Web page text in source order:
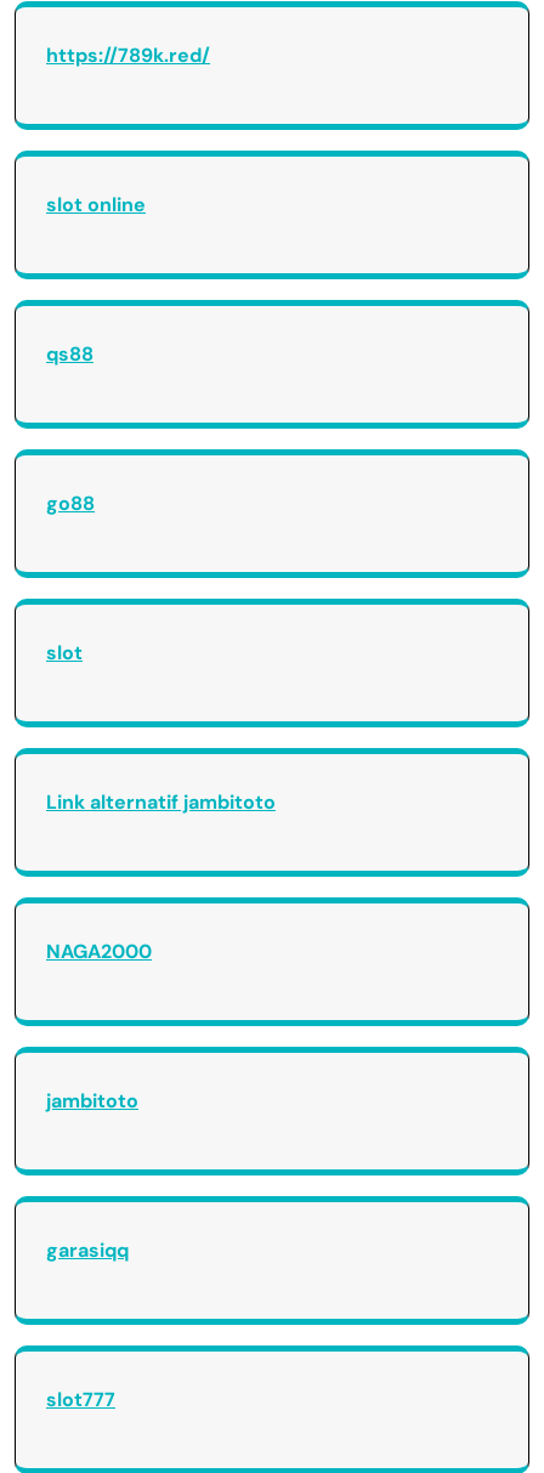
https://789k.red/
slot online
qs88
go88
slot
Link alternatif jambitoto
NAGA2000
jambitoto
garasiqq
slot777